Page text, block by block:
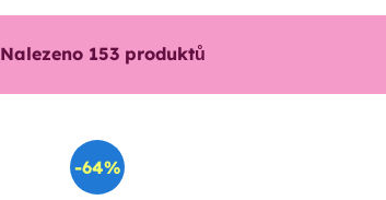
Nalezeno 153 produktů
-64%